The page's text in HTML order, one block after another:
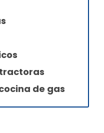
de gas